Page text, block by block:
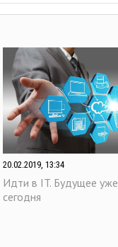
20.02.2019, 13:34
Идти в IT. Будущее уже
сегодня